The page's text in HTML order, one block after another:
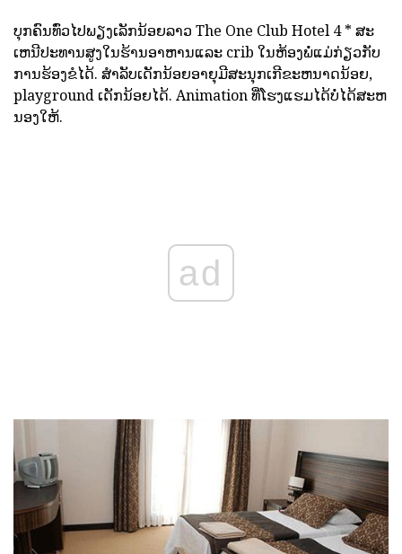
ບຸກຄົນທົ່ວໄປພຽງເລັກນ້ອຍລາວ The One Club Hotel 4 * ສະ
ເຫນີປະທານສູງໃນຮ້ານອາຫານແລະ crib ໃນຫ້ອງພໍ່ແມ່ກ່ຽວກັບ
ການຮ້ອງຂໍໄດ້. ສໍາລັບເດັກນ້ອຍອາຍຸມີສະນຸກເກີຂະຫນາດນ້ອຍ,
playground ເດັກນ້ອຍໄດ້. Animation ທີ່ໂຮງແຮມໄດ້ບໍ່ໄດ້ສະຫ
ນອງໃຫ້.
ad